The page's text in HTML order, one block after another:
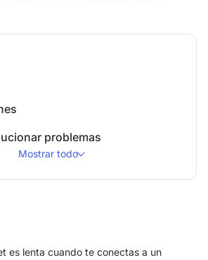
problemas
Mostrar todo
es lenta cuando te conectas a un